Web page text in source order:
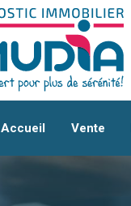
Accueil Vente